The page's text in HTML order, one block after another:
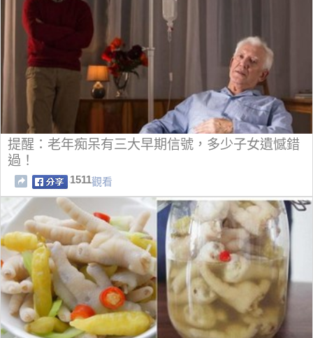
提醒：老年痴呆有三大早期信號，多少子女遺憾錯
過！
1511觀看